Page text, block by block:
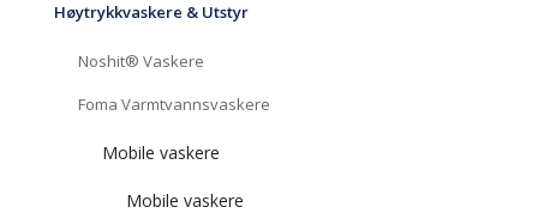
Høytrykkvaskere & Utstyr
Noshit® Vaskere
Foma Varmtvannsvaskere
Mobile vaskere
Mobile vaskere